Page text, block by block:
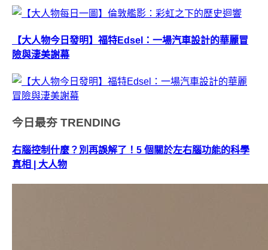
【大人物今日發明】福特Edsel：一場汽車設計的華麗冒
險與淒美謝幕
今日最夯 TRENDING
右腦控制什麼？別再誤解了！5 個關於左右腦功能的科學
真相 | 大人物